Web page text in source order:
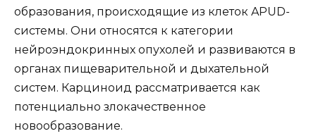
образования, происходящие из клеток APUD-
системы. Они относятся к категории
нейроэндокринных опухолей и развиваются в
органах пищеварительной и дыхательной
систем. Карциноид рассматривается как
потенциально злокачественное
новообразование.